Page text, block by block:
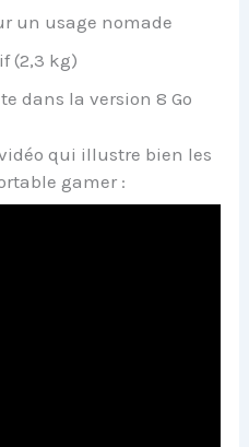
un usage nomade
(2,3 kg)
dans la version 8 Go
qui illustre bien les
gamer :